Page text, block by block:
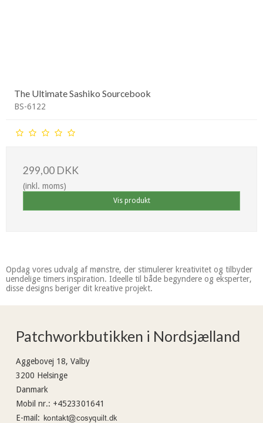
The Ultimate Sashiko Sourcebook
BS-6122
299,00 DKK
(inkl. moms)
Vis produkt
Opdag vores udvalg af mønstre, der stimulerer kreativitet og tilbyder
uendelige timers inspiration. Ideelle til både begyndere og eksperter,
disse designs beriger dit kreative projekt.
Patchworkbutikken i Nordsjælland
Aggebovej 18, Valby
3200 Helsinge
Danmark
Mobil nr.: +4523301641
E-mail :